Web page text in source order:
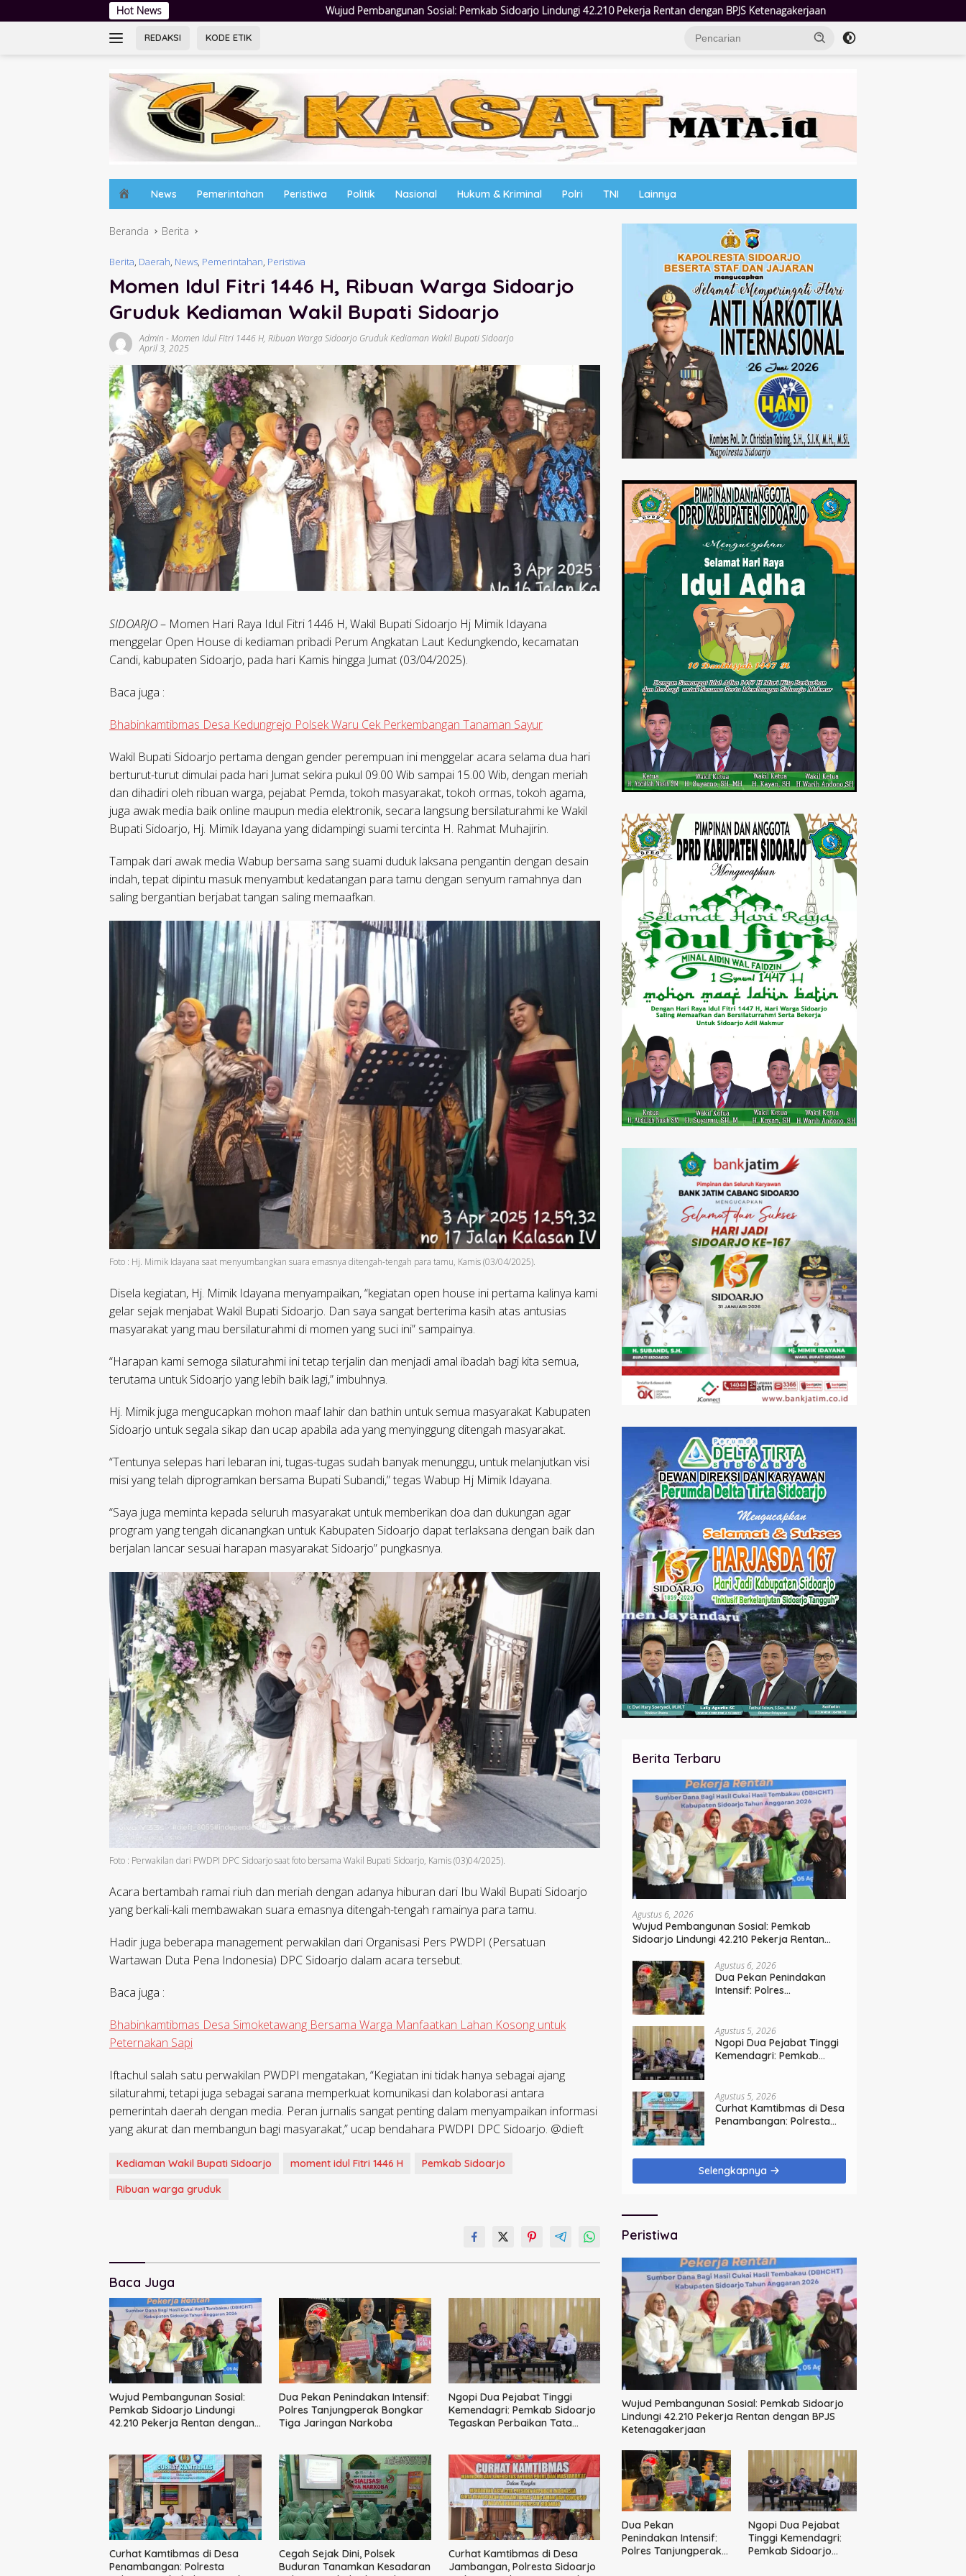
ke
Hot NewsWujud Pembangunan Sosial: Pemkab Sidoarjo Lindungi 42.210 Pekerja Rentan dengan BPJS Ketenagakerjaan Dua Pekan Penindakan Intensif: Polres Tanjungperak
REDAKSI KODE ETIK
o
e
News Pemerintahan Peristiwa Politik Nasional Hukum & Kriminal Polri TNI Lainnya
Beranda Berita
Berita, Daerah, News, Pemerintahan, Peristiwa
Momen Idul Fitri 1446 H, Ribuan Warga Sidoarjo
Gruduk Kediaman Wakil Bupati Sidoarjo
Admin -Momen Idul Fitri 1446 H, Ribuan Warga Sidoarjo Gruduk Kediaman Wakil Bupati Sidoarjo
April 3, 2025
SIDOARJO– Momen Hari Raya Idul Fitri 1446 H, Wakil Bupati Sidoarjo Hj Mimik Idayana
menggelar Open House di kediaman pribadi Perum Angkatan Laut Kedungkendo, kecamatan
Candi, kabupaten Sidoarjo, pada hari Kamis hingga Jumat (03/04/2025).
Baca juga :
Bhabinkamtibmas Desa Kedungrejo Polsek Waru Cek Perkembangan Tanaman Sayur
Wakil Bupati Sidoarjo pertama dengan gender perempuan ini menggelar acara selama dua hari
berturut-turut dimulai pada hari Jumat sekira pukul 09.00 Wib sampai 15.00 Wib, dengan meriah
dan dihadiri oleh ribuan warga, pejabat Pemda, tokoh masyarakat, tokoh ormas, tokoh agama,
juga awak media baik online maupun media elektronik, secara langsung bersilaturahmi ke Wakil
Bupati Sidoarjo, Hj. Mimik Idayana yang didampingi suami tercinta H. Rahmat Muhajirin.
Tampak dari awak media Wabup bersama sang suami duduk laksana pengantin dengan desain
indah, tepat dipintu masuk menyambut kedatangan para tamu dengan senyum ramahnya dan
saling bergantian berjabat tangan saling memaafkan.
Foto : Hj. Mimik Idayana saat menyumbangkan suara emasnya ditengah-tengah para tamu, Kamis (03/04/2025).
Disela kegiatan, Hj. Mimik Idayana menyampaikan, “kegiatan open house ini pertama kalinya kami
gelar sejak menjabat Wakil Bupati Sidoarjo. Dan saya sangat berterima kasih atas antusias
masyarakat yang mau bersilaturahmi di momen yang suci ini” sampainya.
“Harapan kami semoga silaturahmi ini tetap terjalin dan menjadi amal ibadah bagi kita semua,
terutama untuk Sidoarjo yang lebih baik lagi,” imbuhnya.
Hj. Mimik juga mengucapkan mohon maaf lahir dan bathin untuk semua masyarakat Kabupaten
Sidoarjo untuk segala sikap dan ucap apabila ada yang menyinggung ditengah masyarakat.
“Tentunya selepas hari lebaran ini, tugas-tugas sudah banyak menunggu, untuk melanjutkan visi
misi yang telah diprogramkan bersama Bupati Subandi,” tegas Wabup Hj Mimik Idayana.
“Saya juga meminta kepada seluruh masyarakat untuk memberikan doa dan dukungan agar
program yang tengah dicanangkan untuk Kabupaten Sidoarjo dapat terlaksana dengan baik dan
berjalan lancar sesuai harapan masyarakat Sidoarjo” pungkasnya.
Foto : Perwakilan dari PWDPI DPC Sidoarjo saat foto bersama Wakil Bupati Sidoarjo, Kamis (03)04/2025).
Acara bertambah ramai riuh dan meriah dengan adanya hiburan dari Ibu Wakil Bupati Sidoarjo
yang berkali-kali membawakan suara emasnya ditengah-tengah ramainya para tamu.
Hadir juga beberapa management perwakilan dari Organisasi Pers PWDPI (Persatuan
Wartawan Duta Pena Indonesia) DPC Sidoarjo dalam acara tersebut.
Baca juga :
Bhabinkamtibmas Desa Simoketawang Bersama Warga Manfaatkan Lahan Kosong untuk
Peternakan Sapi
Iftachul salah satu perwakilan PWDPI mengatakan, “Kegiatan ini tidak hanya sebagai ajang
silaturahmi, tetapi juga sebagai sarana memperkuat komunikasi dan kolaborasi antara
pemerintah daerah dengan media. Peran jurnalis sangat penting dalam menyampaikan informasi
yang akurat dan membangun bagi masyarakat,” ucap bendahara PWDPI DPC Sidoarjo. @dieft
Kediaman Wakil Bupati Sidoarjo moment idul Fitri 1446 H
Pemkab Sidoarjo
Ribuan warga gruduk
Baca Juga
Wujud Pembangunan Sosial:
Pemkab Sidoarjo Lindungi
42.210 Pekerja Rentan dengan
Dua Pekan Penindakan Intensif:
Polres Tanjungperak Bongkar
Tiga Jaringan Narkoba
Ngopi Dua Pejabat Tinggi
Kemendagri: Pemkab Sidoarjo
Tegaskan Perbaikan Tata
Curhat Kamtibmas di Desa
Penambangan: Polresta
Cegah Sejak Dini, Polsek
Buduran Tanamkan Kesadaran
Curhat Kamtibmas di Desa
Jambangan, Polresta Sidoarjo
Berita Terbaru
Agustus 6, 2026
Wujud Pembangunan Sosial: Pemkab
Sidoarjo Lindungi 42.210 Pekerja Rentan
Agustus 6, 2026
Dua Pekan Penindakan
Intensif: Polres
Agustus 5, 2026
Ngopi Dua Pejabat Tinggi
Kemendagri: Pemkab
Pemerintah Tak Bisa
Ditunda
Agustus 5, 2026
Curhat Kamtibmas di Desa
Penambangan: Polresta
Keamanan
Selengkapnya
Peristiwa
Wujud Pembangunan Sosial: Pemkab Sidoarjo
Lindungi 42.210 Pekerja Rentan dengan BPJS
Ketenagakerjaan
Dua Pekan
Penindakan Intensif:
Polres Tanjungperak
Ngopi Dua Pejabat
Tinggi Kemendagri:
Pemkab Sidoarjo